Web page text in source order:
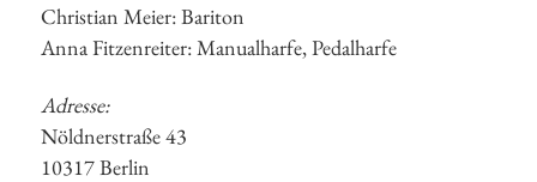
Christian Meier: Bariton
Anna Fitzenreiter: Manualharfe, Pedalharfe
Adresse:
Nöldnerstraße 43
10317 Berlin